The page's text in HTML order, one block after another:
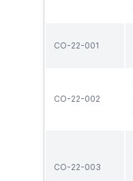
CO-22-001
CO-22-002
CO-22-003